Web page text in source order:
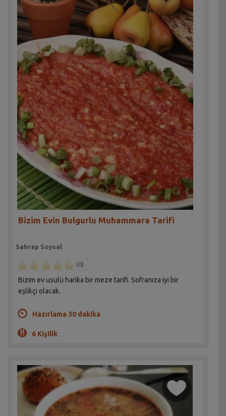
Bizim Evin Bulgurlu Muhammara Tarifi
Sahrap Soysal
(0)
Bizim ev usulü harika bir meze tarifi. Sofranıza iyi bir
eşlikçi olacak.
Hazırlama 30 dakika
6 Kişilik